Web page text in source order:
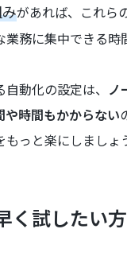
があれば、これら
業務に集中できる時
動化の設定は、 ノ
や時間もかからない
っと楽にしましょ
く試したい